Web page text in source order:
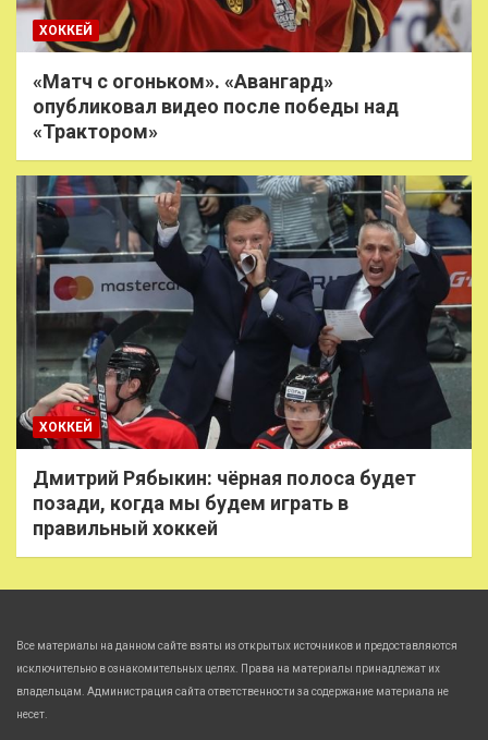
ХОККЕЙ
«Матч с огоньком». «Авангард»
опубликовал видео после победы над
«Трактором»
ХОККЕЙ
Дмитрий Рябыкин: чёрная полоса будет
позади, когда мы будем играть в
правильный хоккей
Все материалы на данном сайте взяты из открытых источников и предоставляются
исключительно в ознакомительных целях. Права на материалы принадлежат их
владельцам. Администрация сайта ответственности за содержание материала не
несет.